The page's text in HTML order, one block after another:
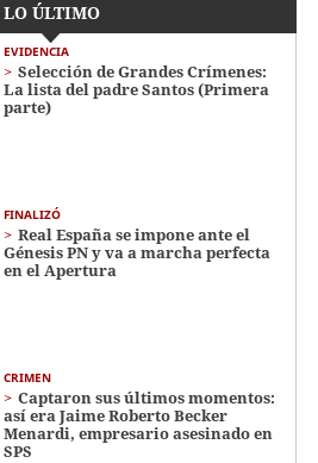
LO ÚLTIMO
EVIDENCIA
Selección de Grandes Crímenes:
La lista del padre Santos (Primera
parte)
FINALIZÓ
Real España se impone ante el
Génesis PN y va a marcha perfecta
en el Apertura
CRIMEN
Captaron sus últimos momentos:
así era Jaime Roberto Becker
Menardi​​​, empresario asesinado en
SPS